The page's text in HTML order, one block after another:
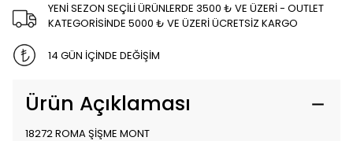
YENİ SEZON SEÇİLİ ÜRÜNLERDE 3500 ₺ VE ÜZERİ - OUTLET
KATEGORİSİNDE 5000 ₺ VE ÜZERİ ÜCRETSİZ KARGO
14 GÜN İÇİNDE DEĞİŞİM
Ürün Açıklaması
18272 ROMA ŞİŞME MONT